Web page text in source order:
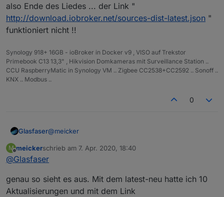
Dann habe ich aktualisiert:
Denn latest-neu habe ich ebenfalls kopiert und
Fehler nicht sehen ... ein Leerzeichen !!! am ENDE
Also ein scheinbar richtig eingegebener Link der nur
zu Problemen führt weil man den Fehler nicht
erkennt. Vielleicht kann man in der Eingabemaske für
die Links mal LEERZEICHEN unterbinden ...
Kurioses Problem gelöst ... Ich werd bekloppt ! Aber
man lernt nie aus ...
also Ende des Liedes ... der Link "
http://download.iobroker.net/sources-dist-latest.json "
funktioniert nicht !!
Synology 918+ 16GB - ioBroker in Docker v9 , VISO auf Trekstor
Primebook C13 13,3" , Hikvision Domkameras mit Surveillance Station ..
CCU RaspberryMatic in Synology VM .. Zigbee CC2538+CC2592 .. Sonoff ..
KNX .. Modbus ..
0
Glasfaser@meicker
also Ende des Liedes ... der Link "
http://download.iobroker.net/sources-dist-latest.json
funktioniert nicht !!
M
Offline
meickerschrieb am 7. Apr. 2020, 18:40
zuletzt editiert von
@Glasfaser
genau so sieht es aus. Mit dem latest-neu hatte ich 10
Aktualisierungen und mit dem Link